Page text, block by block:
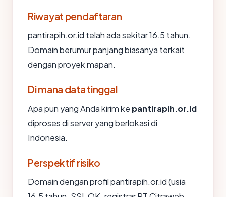
Riwayat pendaftaran
pantirapih.or.id telah ada sekitar 16.5 tahun.
Domain berumur panjang biasanya terkait
dengan proyek mapan.
Di mana data tinggal
Apa pun yang Anda kirim ke pantirapih.or.id
diproses di server yang berlokasi di
Indonesia.
Perspektif risiko
Domain dengan profil pantirapih.or.id (usia